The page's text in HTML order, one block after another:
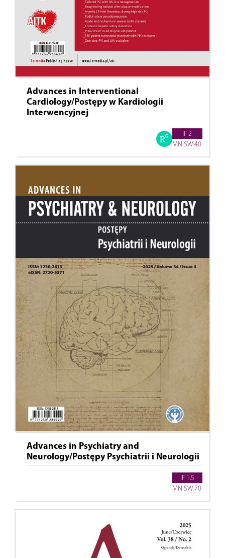
Advances in Interventional
Cardiology/Postępy w Kardiologii
Interwencyjnej
IF 2
MNiSW 40
Advances in Psychiatry and
Neurology/Postępy Psychiatrii i Neurologii
IF 1.5
MNiSW 70